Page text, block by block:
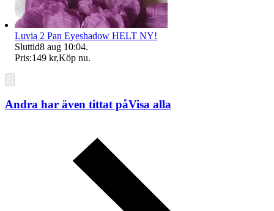
Luvia 2 Pan Eyeshadow HELT NY!
Sluttid8 aug 10:04.
Pris:149 kr,Köp nu.
Andra har även tittat påVisa alla